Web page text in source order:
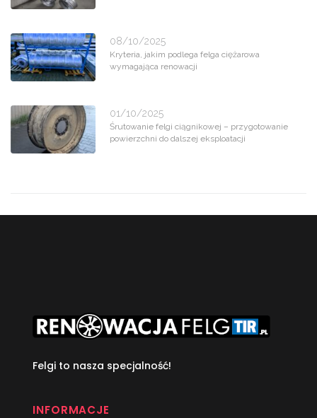
08/10/2025
Kryteria, jakim podlega felga ciężarowa
wymagająca renowacji
01/10/2025
Śrutowanie felgi ciągnikowej – przygotowanie
powierzchni do dalszej eksploatacji
Felgi to nasza specjalność!
INFORMACJE